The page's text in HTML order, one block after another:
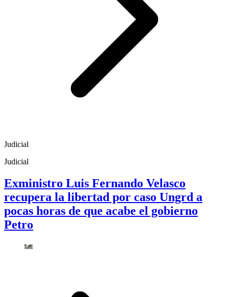
Judicial
Judicial
Exministro Luis Fernando Velasco
recupera la libertad por caso Ungrd a
pocas horas de que acabe el gobierno
Petro